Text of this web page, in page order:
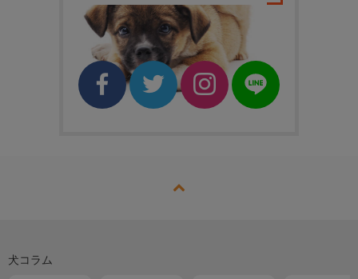
犬コラム